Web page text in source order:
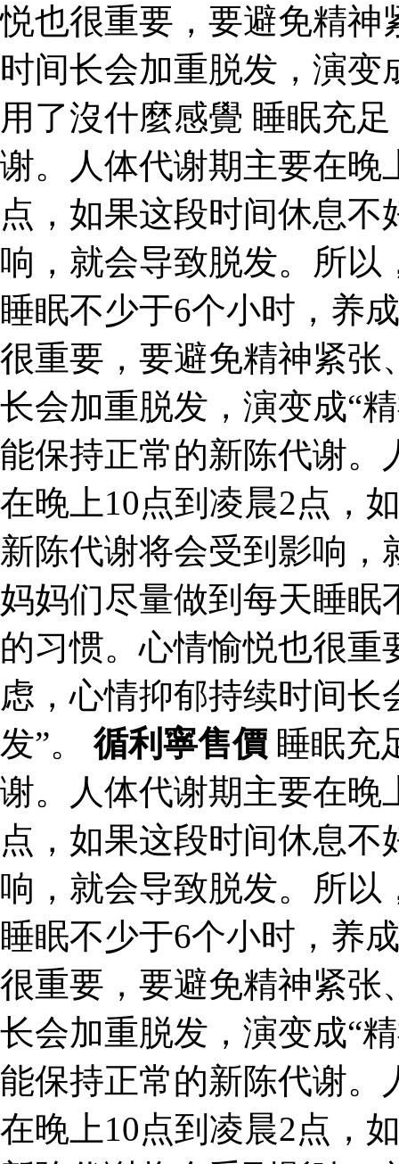
悦也很重要，要避免精神
时间长会加重脱发，演变
用了沒什麼感覺 睡眠充
谢。人体代谢期主要在晚
点，如果这段时间休息
响，就会导致脱发。所以
睡眠不少于6个小时，养
很重要，要避免精神紧张
长会加重脱发，演变成“
能保持正常的新陈代谢。
在晚上10点到凌晨2点，
新陈代谢将会受到影响
妈妈们尽量做到每天睡眠
的习惯。心情愉悦也很
虑，心情抑郁持续时间长
发”。循利寧售價 睡眠充
谢。人体代谢期主要在晚
点，如果这段时间休息
响，就会导致脱发。所以
睡眠不少于6个小时，养
很重要，要避免精神紧张
长会加重脱发，演变成“
能保持正常的新陈代谢。
在晚上10点到凌晨2点，